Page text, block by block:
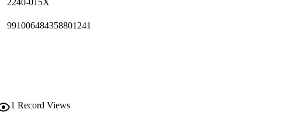
2240-015X
991006484358801241
1 Record Views